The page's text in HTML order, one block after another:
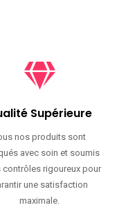
Supérieure
nos produits sont
avec soin et soumis
contrôles rigoureux pour
une satisfaction
maximale.